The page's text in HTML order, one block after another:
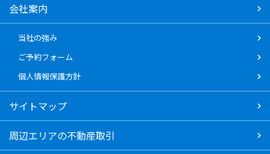
会社案内
当社の強み
ご予約フォーム
個人情報保護方針
サイトマップ
周辺エリアの不動産取引